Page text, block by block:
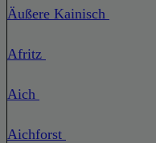
Äußere Kainisch
Afritz
Aich
Aichforst